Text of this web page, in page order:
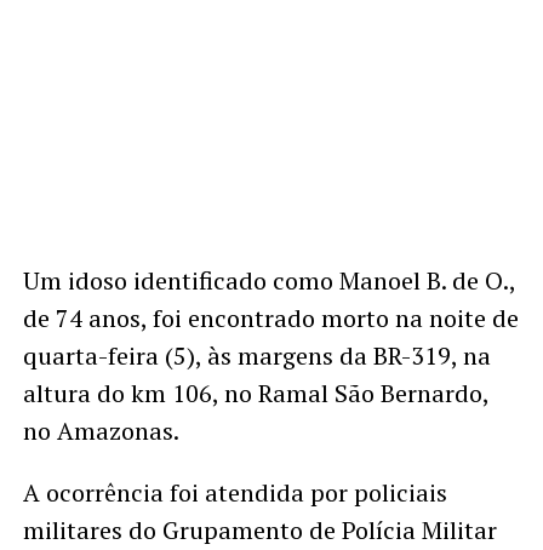
Um idoso identificado como Manoel B. de O.,
de 74 anos, foi encontrado morto na noite de
quarta-feira (5), às margens da BR-319, na
altura do km 106, no Ramal São Bernardo,
no Amazonas.
A ocorrência foi atendida por policiais
militares do Grupamento de Polícia Militar